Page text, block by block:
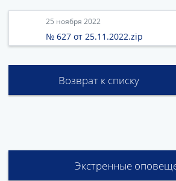
Публичные слушания и
Документы
25 ноября 2022
№ 627 от 25.11.2022.zip
Возврат к списку
Экстренные